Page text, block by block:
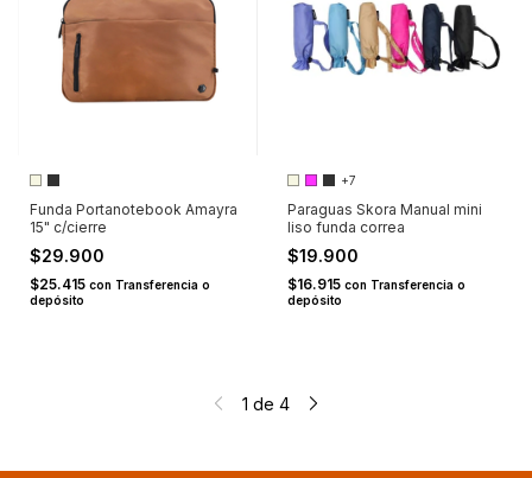
Funda Portanotebook Amayra
15" c/cierre
$29.900
$25.415 con Transferencia o
depósito
+7
Paraguas Skora Manual mini
liso funda correa
$19.900
$16.915 con Transferencia o
depósito
1 de 4